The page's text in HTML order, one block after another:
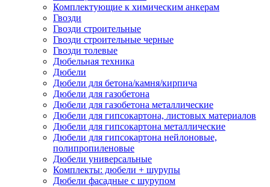
Комплектующие к химическим анкерам
Гвозди
Гвозди строительные
Гвозди строительные черные
Гвозди толевые
Дюбельная техника
Дюбели
Дюбели для бетона/камня/кирпича
Дюбели для газобетона
Дюбели для газобетона металлические
Дюбели для гипсокартона, листовых материалов
Дюбели для гипсокартона металлические
Дюбели для гипсокартона нейлоновые,
полипропиленовые
Дюбели универсальные
Комплекты: дюбели + шурупы
Дюбели фасадные с шурупом